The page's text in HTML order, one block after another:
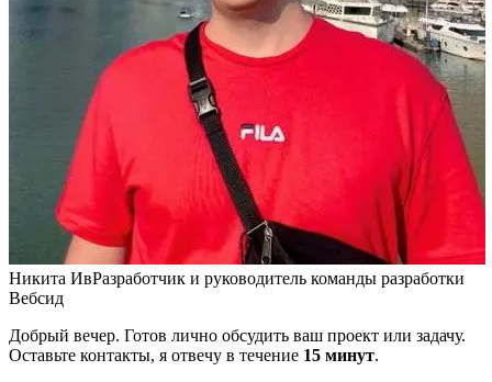
Никита ИвРазработчик и руководитель команды разработки
Вебсид
Добрый вечер. Готов лично обсудить ваш проект или задачу.
Оставьте контакты, я отвечу в течение 15 минут.